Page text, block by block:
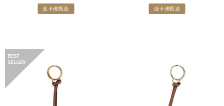
连卡佛甄选 连卡佛甄选